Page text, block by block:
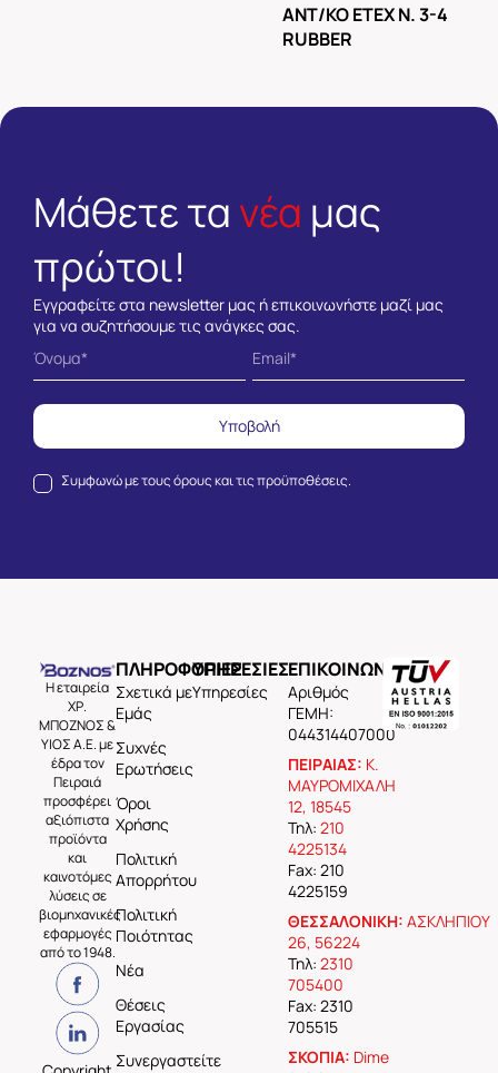
ΑΝΤ/ΚΟ ΕΤΕΧ Ν. 3-4
RUBBER
Μάθετε τα νέα μας
πρώτοι!
Εγγραφείτε στα newsletter μας ή επικοινωνήστε μαζί μας
για να συζητήσουμε τις ανάγκες σας.
Συμφωνώ με τουςόρους και τις προϋποθέσεις.
Υποβολή
Η εταιρεία
ΧΡ.
ΜΠΟΖΝΟΣ &
ΥΙΟΣ Α.Ε. με
έδρα τον
Πειραιά
προσφέρει
αξιόπιστα
προϊόντα
και
καινοτόμες
λύσεις σε
βιομηχανικές
εφαρμογές
από το 1948.
ΠΛΗΡΟΦΟΡΙΕΣ
Σχετικά με
Εμάς
Συχνές
Ερωτήσεις
Όροι
Χρήσης
Πολιτική
Απορρήτου
Πολιτική
Ποιότητας
Νέα
Θέσεις
Εργασίας
Συνεργαστείτε
ΥΠΗΡΕΣΙΕΣ
Υπηρεσίες
ΕΠΙΚΟΙΝΩΝΙΑ
Aριθμός
ΓΕΜΗ:
044314407000
ΠΕΙΡΑΙΑΣ: Κ.
ΜΑΥΡΟΜΙΧΑΛΗ
12, 18545
Τηλ: 210
4225134
Fax: 210
4225159
ΘΕΣΣΑΛΟΝΙΚΗ: ΑΣΚΛΗΠΙΟΥ
26, 56224
Τηλ: 2310
705400
Fax: 2310
705515
ΣΚΟΠΙΑ: Dime